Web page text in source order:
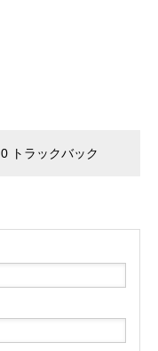
0 トラックバック